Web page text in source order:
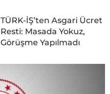
TÜRK-İŞ’ten Asgari Ücret
Resti: Masada Yokuz,
Görüşme Yapılmadı